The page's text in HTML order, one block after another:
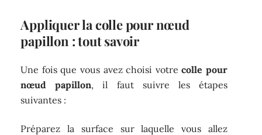
Appliquer la colle pour nœud
papillon : tout savoir
Une fois que vous avez choisi votrecolle pour
nœud papillon, il faut suivre les étapes
suivantes :
Préparez la surface sur laquelle vous allez